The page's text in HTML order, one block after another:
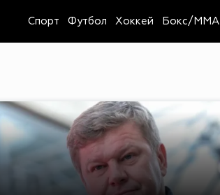
Спорт Футбол Хоккей Бокс/MMA